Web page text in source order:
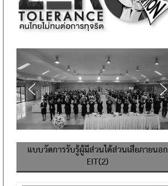
แบบวัดการรับรู้ผู้มีส่วนได้ส่วนเสียภายนอก
EIT(2)